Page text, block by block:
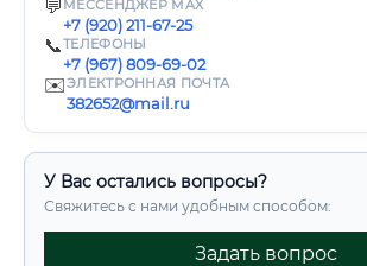
💬 МЕССЕНДЖЕР MAX
+7 (920) 211-67-25
📞ТЕЛЕФОНЫ
+7 (967) 809-69-02
✉️ЭЛЕКТРОННАЯ ПОЧТА
382652@mail.ru
У Вас остались вопросы?
Свяжитесь с нами удобным способом:
Задать вопрос